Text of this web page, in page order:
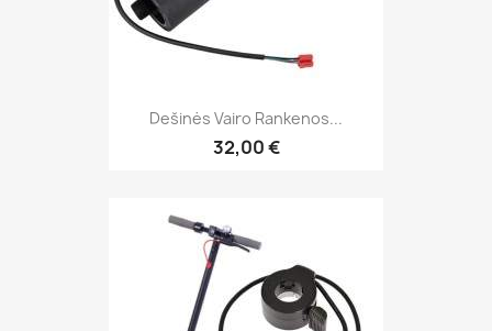
Dešinės Vairo Rankenos...
32,00 €